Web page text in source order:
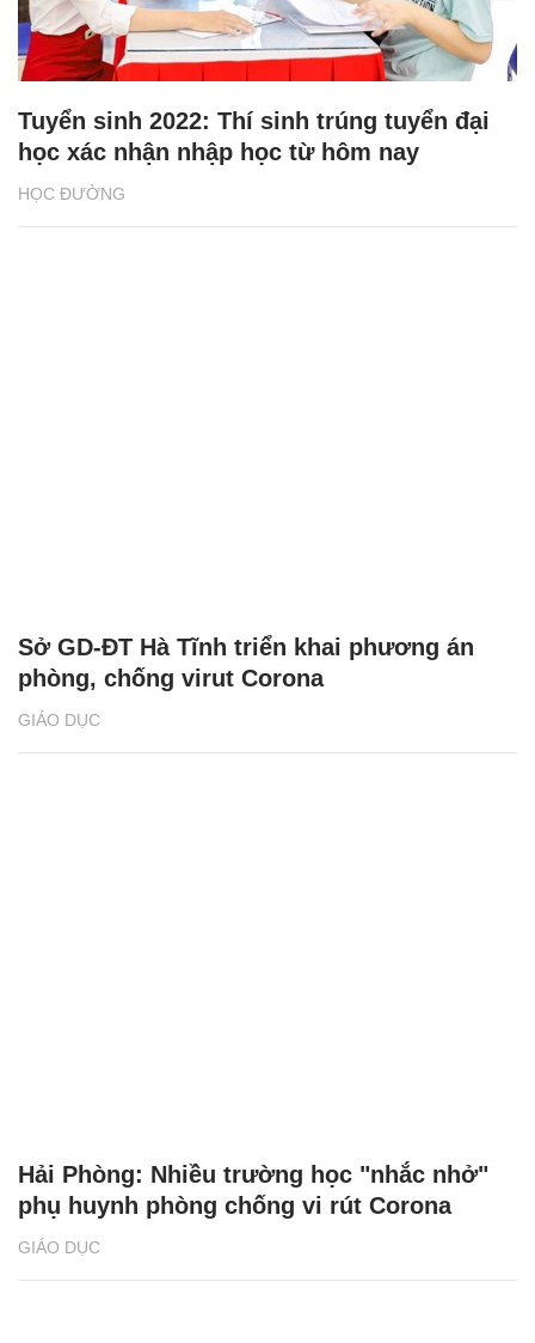
HỌC ĐƯỜNG
Tuyển sinh 2022: Thí sinh trúng tuyển đại
học xác nhận nhập học từ hôm nay
GIÁO DỤC
Sở GD-ĐT Hà Tĩnh triển khai phương án
phòng, chống virut Corona
GIÁO DỤC
Hải Phòng: Nhiều trường học "nhắc nhở"
phụ huynh phòng chống vi rút Corona